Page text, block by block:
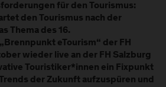
für den Tourismus:
den Tourismus nach der
Thema des 16.
eTourism“ der FH
wieder live an der FH Salzburg
Touristiker*innen ein Fixpunkt
der Zukunft aufzuspüren und